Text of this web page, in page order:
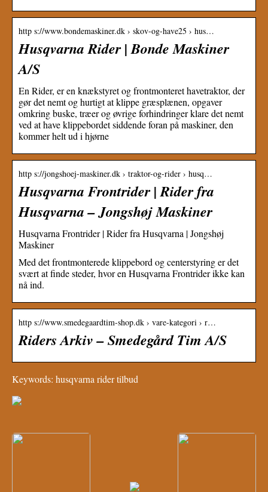
http s://www.bondemaskiner.dk › skov-og-have25 › hus…
Husqvarna Rider | Bonde Maskiner
A/S
En Rider, er en knækstyret og frontmonteret havetraktor, der
gør det nemt og hurtigt at klippe græsplænen, opgaver
omkring buske, træer og øvrige forhindringer klare det nemt
ved at have klippebordet siddende foran på maskiner, den
kommer helt ud i hjørne
http s://jongshoej-maskiner.dk › traktor-og-rider › husq…
Husqvarna Frontrider | Rider fra
Husqvarna – Jongshøj Maskiner
Husqvarna Frontrider | Rider fra Husqvarna | Jongshøj
Maskiner
Med det frontmonterede klippebord og centerstyring er det
svært at finde steder, hvor en Husqvarna Frontrider ikke kan
nå ind.
http s://www.smedegaardtim-shop.dk › vare-kategori › r…
Riders Arkiv – Smedegård Tim A/S
Keywords: husqvarna rider tilbud